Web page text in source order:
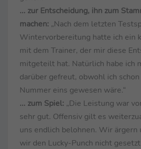
... zur Entscheidung, ihn zum
machen: „Nach dem letzten
Wintervorbereitung hatte ich ein
mit dem Trainer, der mir diese
mitgeteilt hat. Natürlich habe ich
darüber gefreut, obwohl ich
Nummer eins gewesen wäre.“
... zum Spiel: „Die Leistung war
sehr gut. Offensiv gilt es
uns endlich belohnen. Wir ärgern
wir den Lucky-Punch nicht